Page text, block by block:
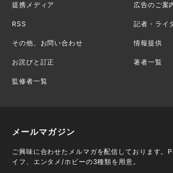
提携メディア 広告のご案
RSS 記者・ライ
その他、お問い合わせ 情報提供
お詫びと訂正 著者一覧
監修者一覧
メールマガジン
ご興味に合わせたメルマガを配信しております。
イフ、エンタメ/ホビーの3種類を用意。